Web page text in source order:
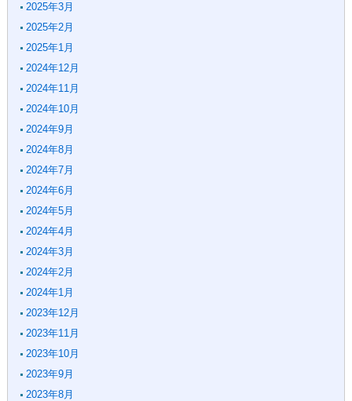
2025年3月
2025年2月
2025年1月
2024年12月
2024年11月
2024年10月
2024年9月
2024年8月
2024年7月
2024年6月
2024年5月
2024年4月
2024年3月
2024年2月
2024年1月
2023年12月
2023年11月
2023年10月
2023年9月
2023年8月